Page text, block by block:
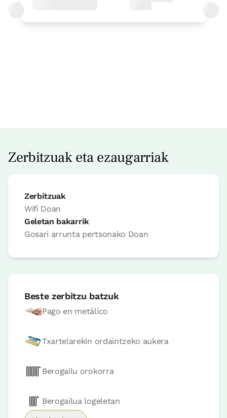
Logela
Logela - ohe bikoitza
Bainua: Dutxako bainugela osoa
Zerbitzuak eta ezaugarriak
Zerbitzuak
Wifi Doan
Geletan bakarrik
Gosari arrunta pertsonako Doan
Beste zerbitzu batzuk
Pago en metálico
Txartelarekin ordaintzeko aukera
Berogailu orokorra
Berogailua logeletan